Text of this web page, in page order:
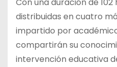
Con una duración de
distribuidas en cuatro
impartido por
compartirán su
intervención educativa